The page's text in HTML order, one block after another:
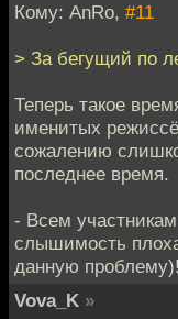
Кому: AnRo, #11
> За бегущий по
Теперь такое
именитых
сожалению
последнее время.
- Всем
слышимость
данную проблему)!
Vova_K »